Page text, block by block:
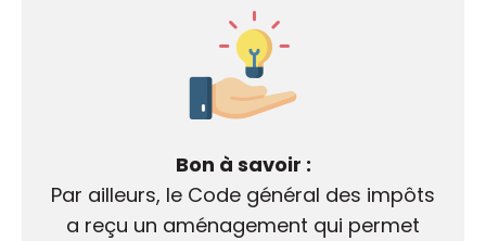
Bon à savoir :
Par ailleurs, le Code général des impôts
a reçu un aménagement qui permet